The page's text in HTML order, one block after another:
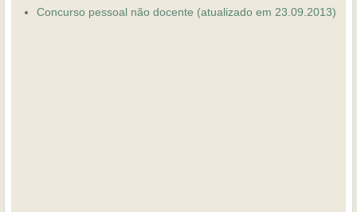
Concurso pessoal não docente (atualizado em 23.09.2013)